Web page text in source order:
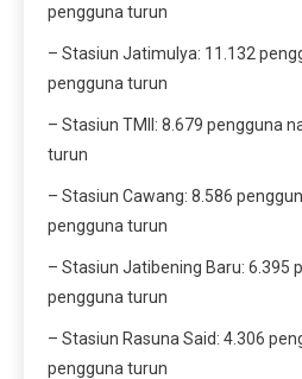
pengguna turun
– ⁠Stasiun Jatimulya: 11.132
pengguna turun
– ⁠Stasiun TMII: 8.679 pengguna
turun
– ⁠Stasiun Cawang: 8.586
pengguna turun
– ⁠Stasiun Jatibening Baru: 6.395
pengguna turun
– ⁠Stasiun Rasuna Said: 4.306
pengguna turun